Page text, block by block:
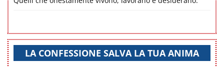
LA CONFESSIONE SALVA LA TUA ANIMA